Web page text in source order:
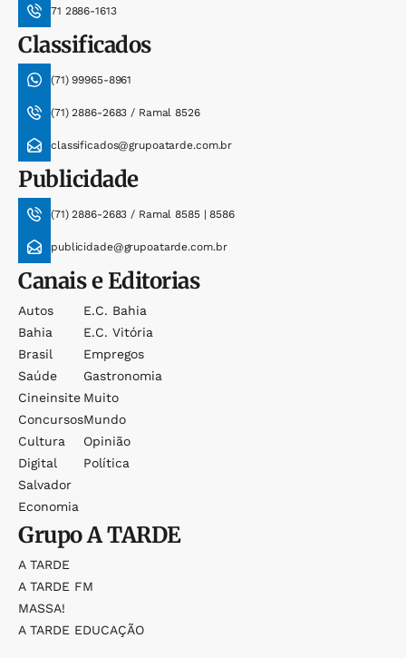
71 2886-1613
Classificados
(71) 99965-8961
(71) 2886-2683 / Ramal 8526
classificados@grupoatarde.com.br
Publicidade
(71) 2886-2683 / Ramal 8585 | 8586
publicidade@grupoatarde.com.br
Canais e Editorias
Autos
Bahia
Brasil
Saúde
Cineinsite
Concursos
Cultura
Digital
Salvador
Economia
E.c. Bahia
E.c. Vitória
Empregos
Gastronomia
Muito
Mundo
Opinião
Política
GrupoA TARDE
A TARDE
A TARDE FM
MASSA!
A TARDE EDUCAÇÃO